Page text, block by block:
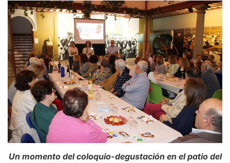
Un momento del coloquio-degustación en el patio del